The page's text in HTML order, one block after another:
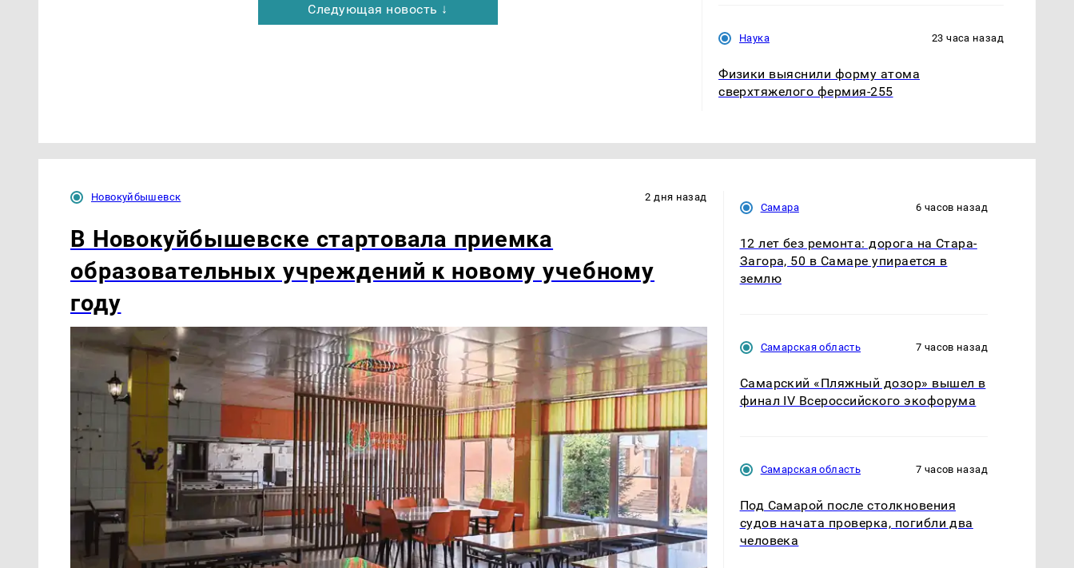
Следующая новость ↓
Наука 23 часа назад
Физики выяснили форму атома
сверхтяжелого фермия-255
Новокуйбышевск 2 дня назад
В Новокуйбышевске стартовала приемка
образовательных учреждений к новому учебному
году
Самара 6 часов назад
12 лет без ремонта: дорога на Стара-
Загора, 50 в Самаре упирается в
землю
Самарская область 7 часов назад
Самарский «Пляжный дозор» вышел в
финал IV Всероссийского экофорума
Самарская область 7 часов назад
Под Самарой после столкновения
судов начата проверка, погибли два
человека